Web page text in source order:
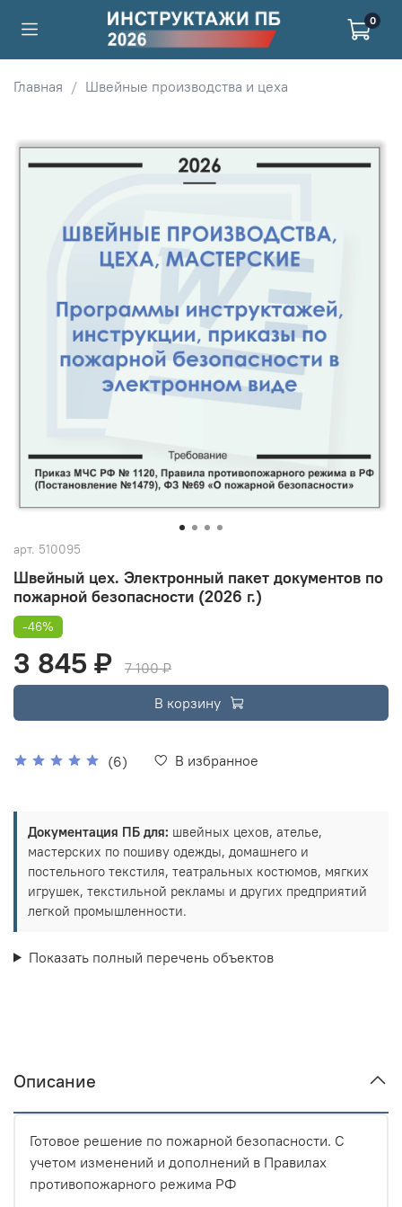
0
Главная Швейные производства и цеха
арт. 510095
Швейный цех. Электронный пакет документов по
пожарной безопасности (2026 г.)
(6) В избранное
-46%
3 845 ₽
7 100 ₽
В корзину
Документация ПБ для: швейных цехов, ателье,
мастерских по пошиву одежды, домашнего и
постельного текстиля, театральных костюмов, мягких
игрушек, текстильной рекламы и других предприятий
легкой промышленности.
Показать полный перечень объектов
Описание
Готовое решение по пожарной безопасности. С
учетом изменений и дополнений в Правилах
противопожарного режима РФ